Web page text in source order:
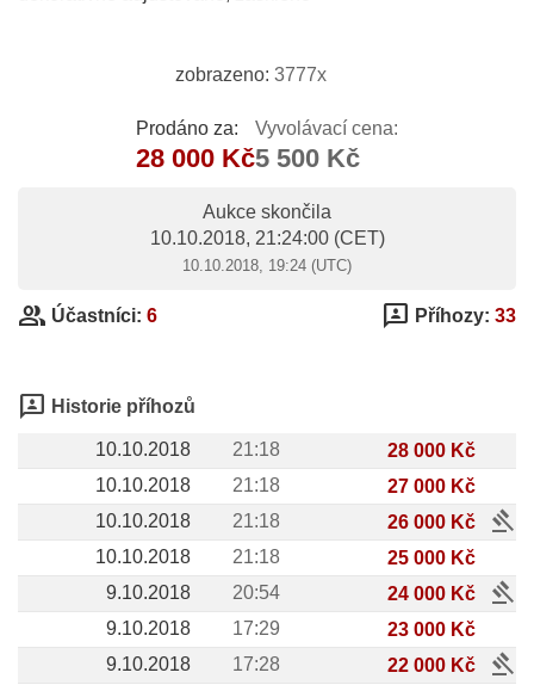
zobrazeno: 3777x
Prodáno za:
28 000 Kč
Vyvolávací cena:
5 500 Kč
Aukce skončila
10.10.2018, 21:24:00(CET)
10.10.2018, 19:24 (UTC)
group Účastníci: 6 3p Příhozy: 33
3p Historie příhozů
10.10.2018 21:18
28 000 Kč
10.10.2018
21:18
27 000 Kč
10.10.2018
21:18 26 000 Kč gavel
10.10.2018 21:18
25 000 Kč
9.10.2018
20:54 24 000 Kč gavel
9.10.2018 17:29
23 000 Kč
9.10.2018
17:28 22 000 Kč gavel